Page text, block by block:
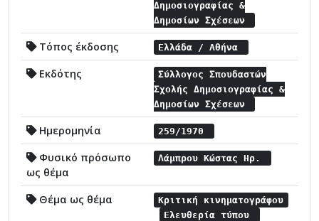
Δημοσιογραφίας &
Δημοσίων Σχέσεων
Τόπος έκδοσης Ελλάδα / Αθήνα
Εκδότης
Σύλλογος Σπουδαστών
Σχολής Δημοσιογραφίας &
Δημοσίων Σχέσεων
Ημερομηνία 259/1970
Φυσικό πρόσωπο
ως θέμα
Λάμπρου Κώστας Ηρ.
Θέμα ως θέμα
Κριτική κινηματογράφου
Ελευθερία τύπου